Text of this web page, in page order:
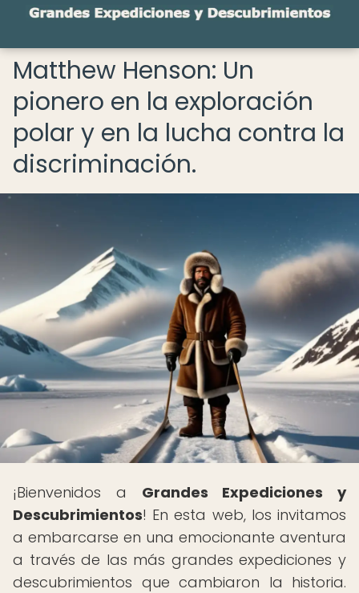
Matthew Henson: Un
pionero en la exploración
polar y en la lucha contra la
discriminación.
¡Bienvenidos a Grandes Expediciones y
Descubrimientos! En esta web, los invitamos
a embarcarse en una emocionante aventura
a través de las más grandes expediciones y
descubrimientos que cambiaron la historia.